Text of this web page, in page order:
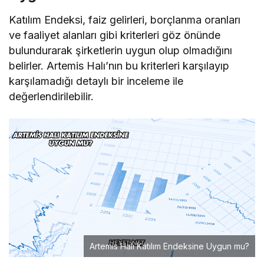
Katılım Endeksi, faiz gelirleri, borçlanma oranları
ve faaliyet alanları gibi kriterleri göz önünde
bulundurarak şirketlerin uygun olup olmadığını
belirler. Artemis Halı’nın bu kriterleri karşılayıp
karşılamadığı detaylı bir inceleme ile
değerlendirilebilir.
Artemis Halı Katılım Endeksine Uygun mu?